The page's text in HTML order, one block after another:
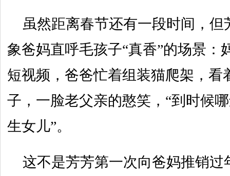
虽然距离春节还有一段时间，但
象爸妈直呼毛孩子“真香”的场景：
短视频，爸爸忙着组装猫爬架，看
子，一脸老父亲的憨笑，“到时候
生女儿”。
这不是芳芳第一次向爸妈推销过